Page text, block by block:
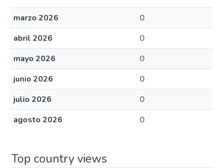
marzo 2026
0
abril 2026
0
mayo 2026
0
junio 2026
0
julio 2026
0
agosto 2026
0
Top country views